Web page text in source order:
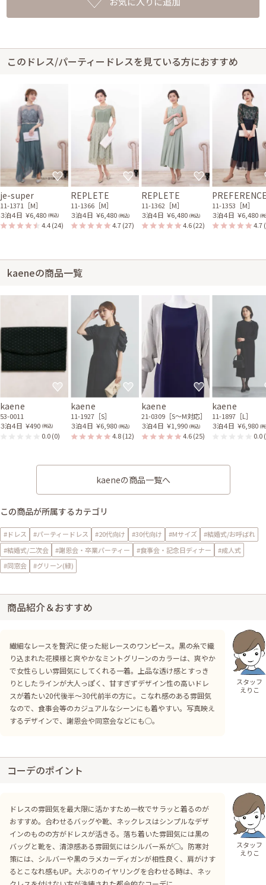
このドレス/パーティードレスを見ている方におすすめ
je-super
11-1371［M］
３泊４日 ￥6,480 (税込)
4.4(24)
REPLETE
11-1366［M］
３泊４日 ￥6,480 (税込)
4.7(27)
REPLETE
11-1362［M］
３泊４日 ￥6,480 (税込)
4.6(22)
11-1353［M］
３泊４日 ￥6,480 (
4.7
kaeneの商品一覧
kaene
53-0011
３泊４日 ￥490 (税込)
0.0(0)
kaene
11-1927［S］
３泊４日 ￥6,980 (税込)
4.8(12)
kaene
21-0309［S〜M対応］
３泊４日 ￥1,990 (税込)
4.6(25)
kaene
11-1897［L］
３泊４日 ￥6,980 (
0.0
kaeneの商品一覧へ
この商品が所属するカテゴリ
#ドレス #パーティードレス #20代向け #30代向け #Mサイズ
#結婚式/お呼ばれ
#結婚式/二次会
#謝恩会・卒業パーティー #食事会・記念日ディナー
#成人式
#同窓会
#グリーン(緑)
商品紹介＆おすすめ
繊細なレースを贅沢に使った総レースのワンピース。黒の糸で織
り込まれた花模様と爽やかなミントグリーンのカラーは、爽やか
で女性らしい雰囲気にしてくれる一着。上品な透け感とすっき
りとしたラインが大人っぽく、甘すぎずデザイン性の高いドレ
スが着たい20代後半〜30代前半の方に。こなれ感のある雰囲気
なので、食事会等のカジュアルなシーンにも着やすい。写真映え
するデザインで、謝恩会や同窓会などにも◯。
スタッフ
えりこ
コーデのポイント
ドレスの雰囲気を最大限に活かすため一枚でサラッと着るのが
おすすめ。合わせるバッグや靴、ネックレスはシンプルなデザ
インのものの方がドレスが活きる。落ち着いた雰囲気には黒の
バッグと靴を、清涼感ある雰囲気にはシルバー系が◯。防寒対
策には、シルバーや黒のラメカーディガンが相性良く、肩がけす
るとこなれ感もUP。大ぶりのイヤリングを合わせる時は、ネッ
スタッフ
えりこ